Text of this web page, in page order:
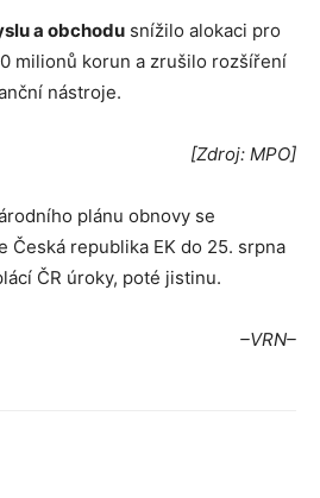
a obchodu snížilo alokaci pro
milionů korun a zrušilo rozšíření
nástroje.
[Zdroj: MPO]
plánu obnovy se
Česká republika EK do 25. srpna
ČR úroky, poté jistinu.
–VRN–